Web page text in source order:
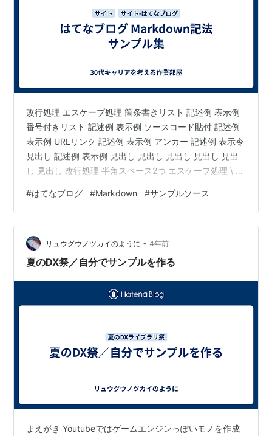
改行処理 エスケープ処理 箇条書きリスト 記述例 表示例
番号付きリスト 記述例 表示例 ソースコード貼付 記述例
表示例 URLリンク 記述例 表示例 アンカー 記述例 表示令
見出し 記述例 表示例 見出し 見出し 見出し 見出し 見出
し 見出し 改行処理 半角スペース2つ エスケープ処理 \ 箇
（字下げで階層化） * 箇条書きリスト（字下げで階層
化） * 箇条書きリスト ※ピリオドの直後は半角スペース
or タブ ※リストと前の段落との間に空行が必要 ※リスト
内の階層は半角スペース４つ or タブ１つ 表示例 箇条書
きリスト 箇…
#はてなブログ #Markdown #サンプルソース
リュウグウノツカイのように • 4年前
夏のDX祭／自分でサンプルを作る
まえがき Youtubeではゲームエンジンっぽいモノを作成